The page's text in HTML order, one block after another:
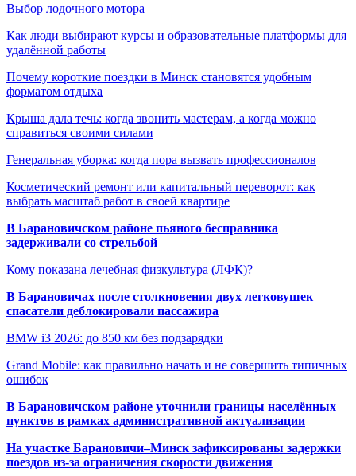
Выбор лодочного мотора
Как люди выбирают курсы и образовательные платформы для
удалённой работы
Почему короткие поездки в Минск становятся удобным
форматом отдыха
Крыша дала течь: когда звонить мастерам, а когда можно
справиться своими силами
Генеральная уборка: когда пора вызвать профессионалов
Косметический ремонт или капитальный переворот: как
выбрать масштаб работ в своей квартире
В Барановичском районе пьяного бесправника
задерживали со стрельбой
Кому показана лечебная физкультура (ЛФК)?
В Барановичах после столкновения двух легковушек
спасатели деблокировали пассажира
BMW i3 2026: до 850 км без подзарядки
Grand Mobile: как правильно начать и не совершить типичных
ошибок
В Барановичском районе уточнили границы населённых
пунктов в рамках административной актуализации
На участке Барановичи–Минск зафиксированы задержки
поездов из-за ограничения скорости движения